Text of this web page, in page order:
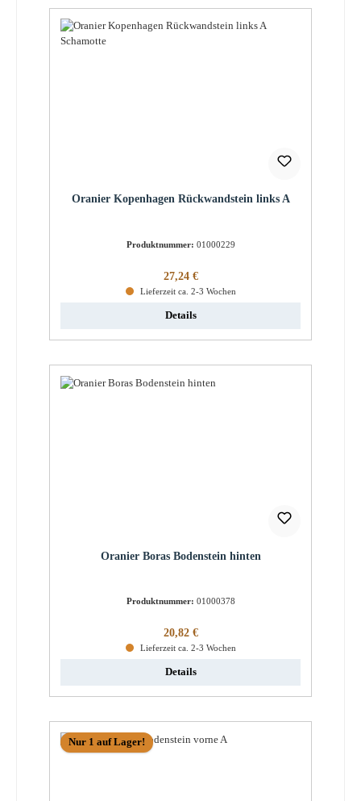
Oranier Kopenhagen Rückwandstein links A
Produktnummer: 01000229
Regulärer Preis:
27,24 €
Lieferzeit ca. 2-3 Wochen
Details
Oranier Boras Bodenstein hinten
Produktnummer: 01000378
Regulärer Preis:
20,82 €
Lieferzeit ca. 2-3 Wochen
Details
Nur 1 auf Lager!